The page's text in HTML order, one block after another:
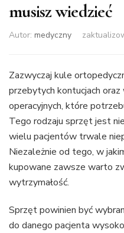
musisz wiedzieć
Autor: medyczny
Zazwyczaj kule
przebytych kontucjach
operacyjnych, które
Tego rodzaju sprzęt jest
wielu pacjentów trwale
Niezależnie od tego, w
kupowane zawsze warto
wytrzymałość.
Sprzęt powinien być
do danego pacjenta